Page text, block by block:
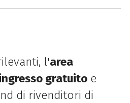
l'area
gratuitoe
di rivenditori di